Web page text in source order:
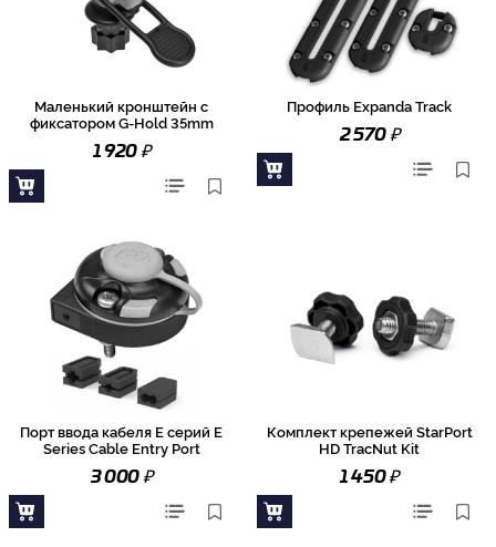
Маленький кронштейн с
фиксатором G-Hold 35mm
1 920₽
Профиль Expanda Track
2 570₽
Порт ввода кабеля E серий E
Series Cable Entry Port
3 000₽
Комплект крепежей StarPort
HD TracNut Kit
1 450₽